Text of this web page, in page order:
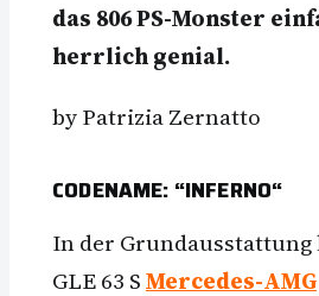
das 806 PS-Monster
herrlich genial.
by Patrizia Zernatto
CODENAME: “INFERNO“
In der
GLE 63 SMercedes-AMG